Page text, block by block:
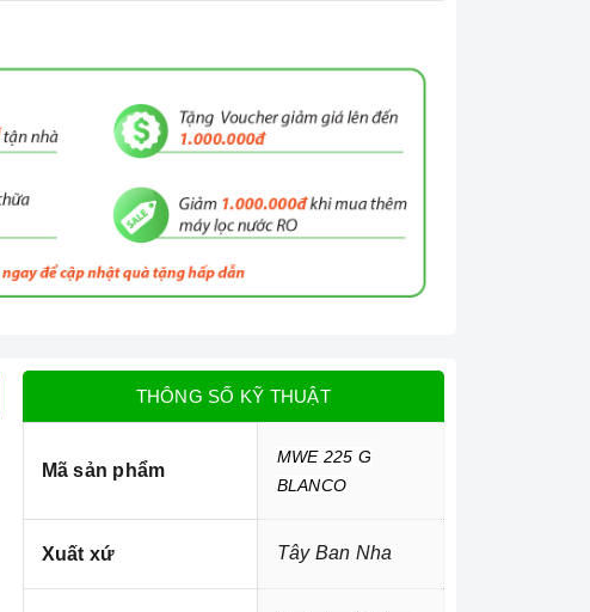
THÔNG SỐ KỸ THUẬT
Mã sản phẩm
MWE 225 G
BLANCO
Xuất xứ Tây Ban Nha